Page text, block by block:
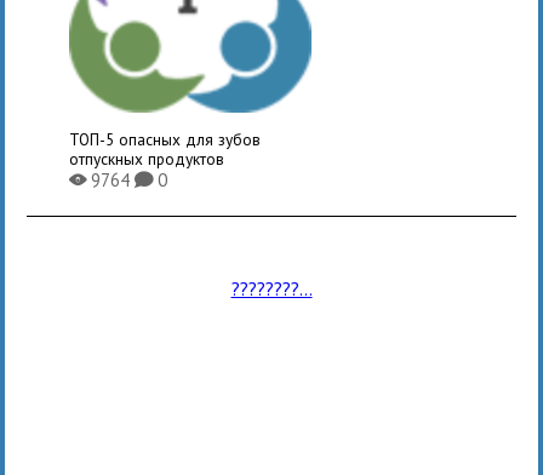
ТОП-5 опасных для зубов
отпускных продуктов
X9764K0
????????...